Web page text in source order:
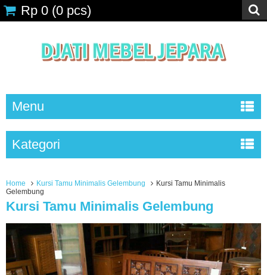
Rp 0 (0 pcs)
Menu
Kategori
Home Kursi Tamu Minimalis Gelembung
Kursi Tamu Minimalis
Gelembung
Kursi Tamu Minimalis Gelembung